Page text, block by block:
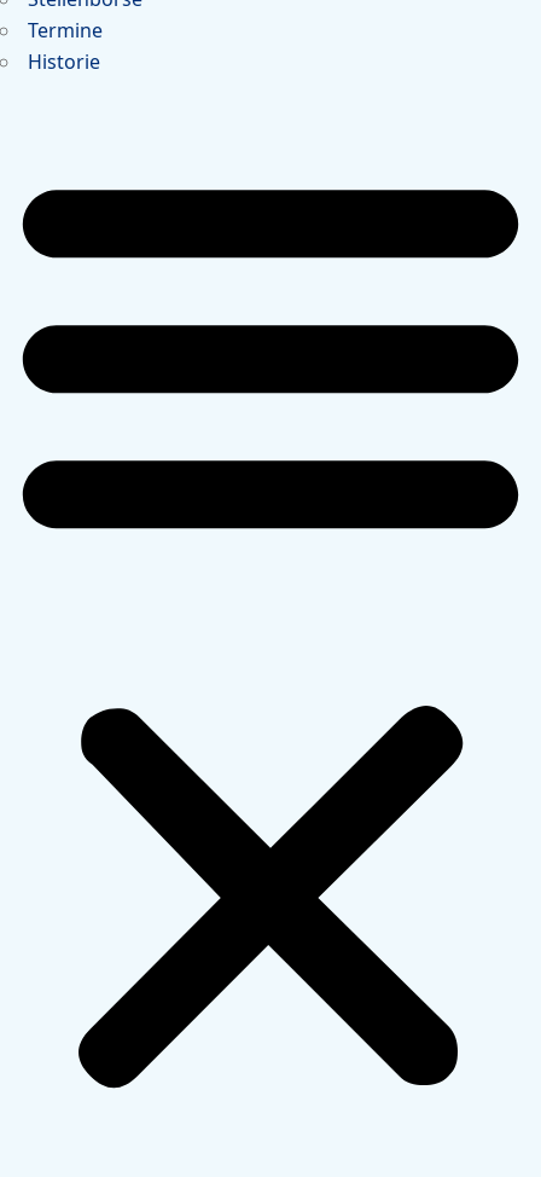
Termine
Historie